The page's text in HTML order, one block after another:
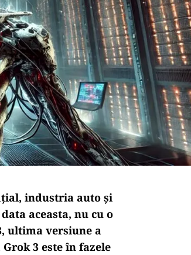
industria auto și
aceasta, nu cu o
, ultima versiune a
Grok 3 este în fazele